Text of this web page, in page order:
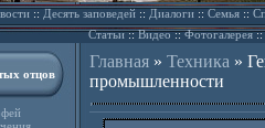
::Десять заповедей::Диалоги::Семья::
Статьи::Видео ::Фотогалерея::
отцов
Главная» Техника »
промышленности